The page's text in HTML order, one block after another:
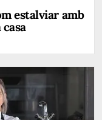
estalviar amb